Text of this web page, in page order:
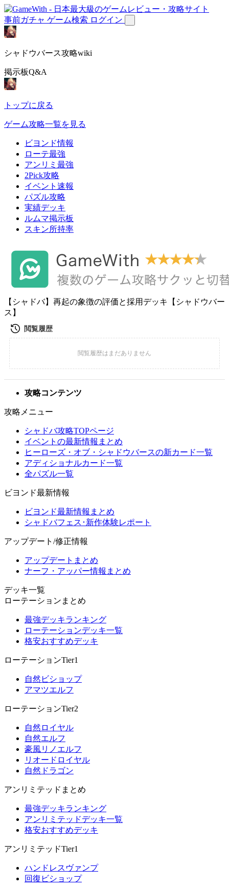
事前ガチャ ゲーム検索 ログイン
シャドウバース攻略wiki
掲示板Q&A
トップに戻る
ゲーム攻略一覧を見る
ビヨンド情報
ローテ最強
アンリミ最強
2Pick攻略
イベント速報
パズル攻略
実績デッキ
ルムマ掲示板
スキン所持率
【シャドバ】再起の象徴の評価と採用デッキ【シャドウバー
ス】
攻略コンテンツ
攻略メニュー
シャドバ攻略TOPページ
イベントの最新情報まとめ
ヒーローズ・オブ・シャドウバースの新カード一覧
アディショナルカード一覧
全パズル一覧
ビヨンド最新情報
ビヨンド最新情報まとめ
シャドバフェス･新作体験レポート
アップデート/修正情報
アップデートまとめ
ナーフ・アッパー情報まとめ
デッキ一覧
ローテーションまとめ
最強デッキランキング
ローテーションデッキ一覧
格安おすすめデッキ
ローテーションTier1
自然ビショップ
アマツエルフ
ローテーションTier2
自然ロイヤル
自然エルフ
豪風リノエルフ
リオードロイヤル
自然ドラゴン
アンリミテッドまとめ
最強デッキランキング
アンリミテッドデッキ一覧
格安おすすめデッキ
アンリミテッドTier1
ハンドレスヴァンプ
回復ビショップ